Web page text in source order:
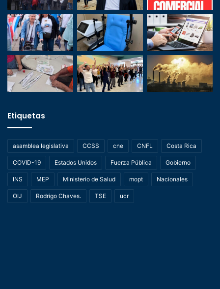
Etiquetas
asamblea legislativa CCSS cne CNFL Costa Rica
COVID-19 Estados Unidos Fuerza Pública Gobierno
INS MEP Ministerio de Salud mopt Nacionales
OIJ Rodrigo Chaves. TSE ucr